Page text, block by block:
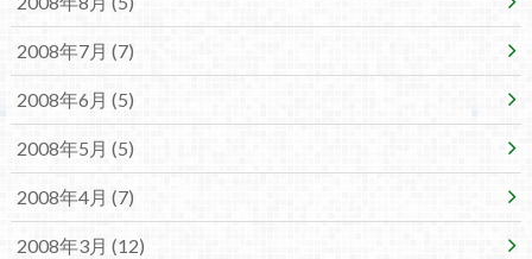
2008年7月 (7)
2008年6月 (5)
2008年5月 (5)
2008年4月 (7)
2008年3月 (12)